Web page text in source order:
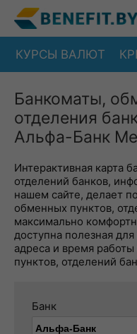
КУРСЫ ВАЛЮТ
Банкоматы,
отделения
Альфа-Банк
Интерактивная карта
отделений банков,
нашем сайте, делает
обменных пунктов,
максимально
доступна полезная
адреса и время
пунктов, отделений
Банк